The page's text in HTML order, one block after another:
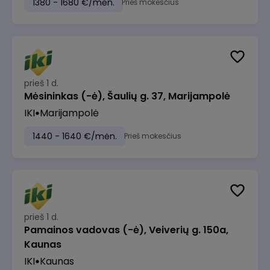
1380 - 1680 €/mėn. Prieš mokesčius
prieš 1 d.
Mėsininkas (-ė), Šaulių g. 37, Marijampolė
IKI Marijampolė
1440 - 1640 €/mėn. Prieš mokesčius
prieš 1 d.
Pamainos vadovas (-ė), Veiverių g. 150a,
Kaunas
IKI Kaunas